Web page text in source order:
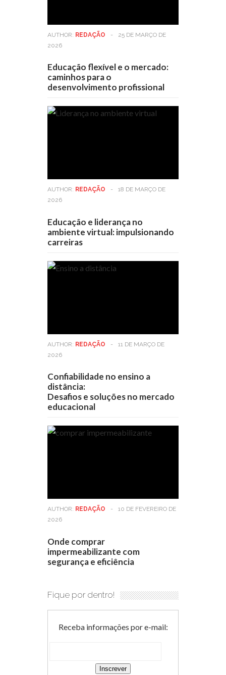
AUTHOR: REDAÇÃO -
25 DE MARÇO DE
2026
Educação flexível e o mercado:
caminhos para o
desenvolvimento profissional
AUTHOR: REDAÇÃO -
18 DE MARÇO DE
2026
Educação e liderança no
ambiente virtual: impulsionando
carreiras
AUTHOR: REDAÇÃO -
11 DE MARÇO DE
2026
Confiabilidade no ensino a
distância:
Desafios e soluções no mercado
educacional
AUTHOR: REDAÇÃO -
10 DE FEVEREIRO DE
2026
Onde comprar
impermeabilizante com
segurança e eficiência
Fique por dentro!
Receba informações por e-mail: